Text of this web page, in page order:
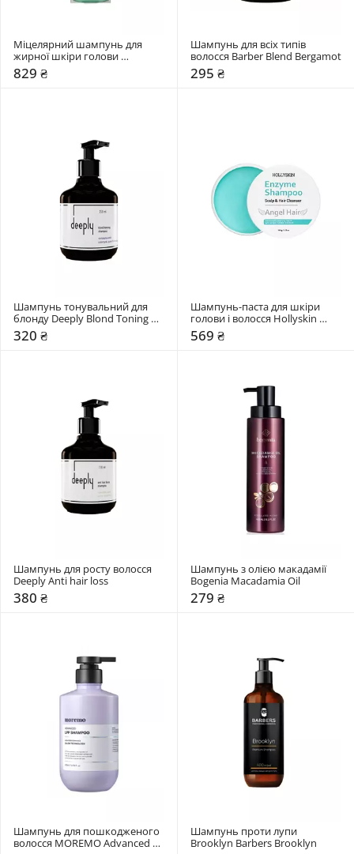
Міцелярний шампунь для
жирної шкіри голови
Dr.FORHAIR Phyto Fresh
829 ₴
Шампунь для всіх типів
волосся Barber Blend Bergamot
295 ₴
Шампунь тонувальний для
блонду Deeply Blond Toning
Shampoo
320 ₴
Шампунь-паста для шкіри
голови і волосся Hollyskin
Angel Hair
569 ₴
Шампунь для росту волосся
Deeply Anti hair loss
380 ₴
Шампунь з олією макадамії
Bogenia Macadamia Oil
279 ₴
Шампунь для пошкодженого
волосся MOREMO Advanced
Шампунь проти лупи
Brooklyn Barbers Brooklyn